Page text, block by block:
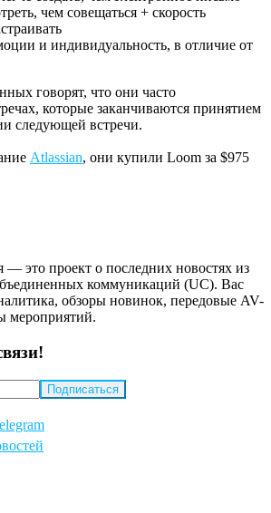
чем совещаться + скорость
и индивидуальность, в отличие от
говорят, что они часто
которые заканчиваются принятием
следующей встречи.
Atlassian, они купили Loom за $975
это проект о последних новостях из
коммуникаций (UC). Вас
обзоры новинок, передовые AV-
мероприятий.